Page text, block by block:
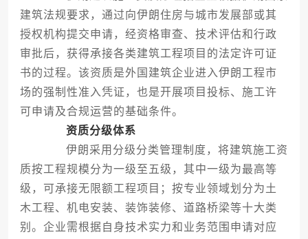
建筑法规要求，通过向伊朗住房与城市发展部或其
授权机构提交申请，经资格审查、技术评估和行政
审批后，获得承接各类建筑工程项目的法定许可证
书的过程。该资质是外国建筑企业进入伊朗工程市
场的强制性准入凭证，也是开展项目投标、施工许
可申请及合规运营的基础条件。
资质分级体系
伊朗采用分级分类管理制度，将建筑施工资
质按工程规模分为一级至五级，其中一级为最高等
级，可承接无限额工程项目；按专业领域划分为土
木工程、机电安装、装饰装修、道路桥梁等十大类
别。企业需根据自身技术实力和业务范围申请对应